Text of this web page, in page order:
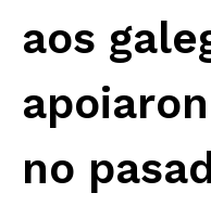
aos
no